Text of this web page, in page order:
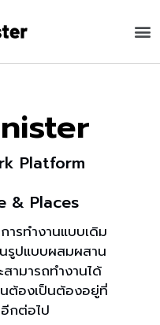
Platform
& Places
รทำงานแบบเดิม
รูปแบบผสมผสาน
ามารถทำงานได้
ต้องเป็นต้องอยู่ที่
กต่อไป